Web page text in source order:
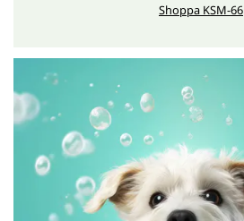
Shoppa KSM-66